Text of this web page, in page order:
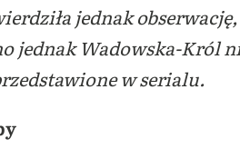
jednak
jednak Wadowska-Król
w serialu.